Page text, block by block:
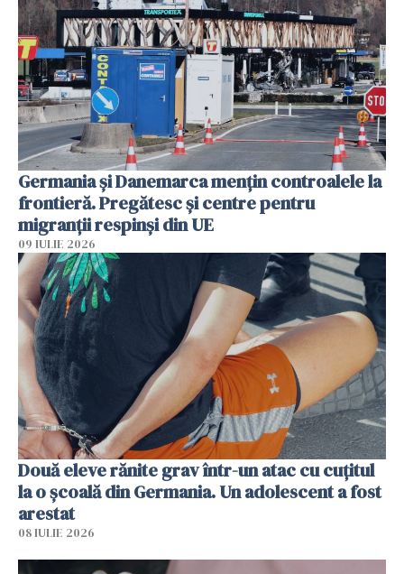
Germania și Danemarca mențin controalele la
frontieră. Pregătesc și centre pentru
migranții respinși din UE
09 IULIE 2026
Două eleve rănite grav într-un atac cu cuțitul
la o școală din Germania. Un adolescent a fost
arestat
08 IULIE 2026